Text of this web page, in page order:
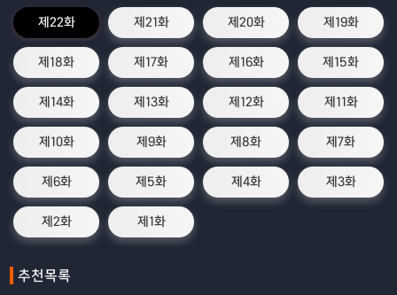
제22화 제21화 제20화 제19화
제18화 제17화 제16화 제15화
제14화 제13화 제12화 제11화
제10화 제9화 제8화 제7화
제6화 제5화 제4화 제3화
제2화 제1화
추천목록